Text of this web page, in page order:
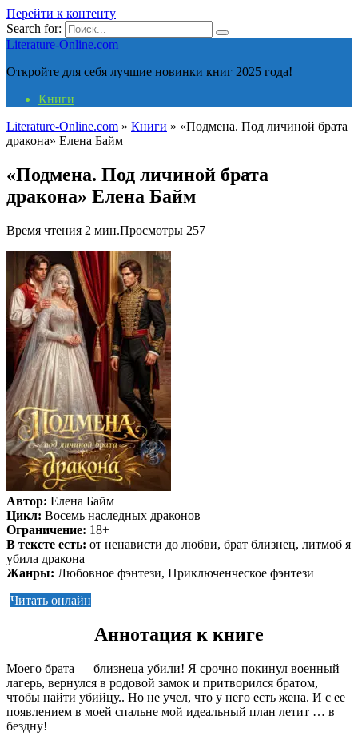
Перейти к контенту
Search for:
Literature-Online.com
Откройте для себя лучшие новинки книг 2025 года!
Книги
Literature-Online.com » Книги » «Подмена. Под личиной брата
дракона» Елена Байм
«Подмена. Под личиной брата
дракона» Елена Байм
Время чтения 2 мин.Просмотры 257
Автор: Елена Байм
Цикл: Восемь наследных драконов
Ограничение: 18+
В тексте есть: от ненависти до любви, брат близнец, литмоб я
убила дракона
Жанры: Любовное фэнтези, Приключенческое фэнтези
Читать онлайн
Аннотация к книге
Моего брата — близнеца убили! Я срочно покинул военный
лагерь, вернулся в родовой замок и притворился братом,
чтобы найти убийцу.. Но не учел, что у него есть жена. И с ее
появлением в моей спальне мой идеальный план летит … в
бездну!